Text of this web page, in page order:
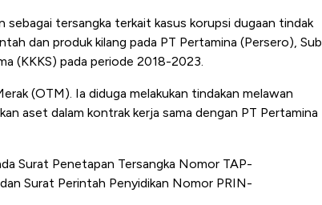
sebagai tersangka terkait kasus korupsi dugaan tindak
dan produk kilang pada PT Pertamina (Persero), Sub
(KKKS) pada periode 2018-2023.
(OTM). Ia diduga melakukan tindakan melawan
aset dalam kontrak kerja sama dengan PT Pertamina
Surat Penetapan Tersangka Nomor TAP-
Surat Perintah Penyidikan Nomor PRIN-